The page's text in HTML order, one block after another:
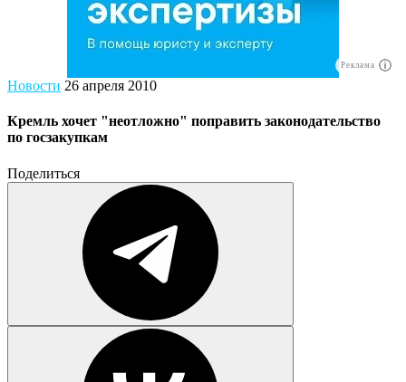
Реклама
Новости 26 апреля 2010
Кремль хочет "неотложно" поправить законодательство
по госзакупкам
Поделиться